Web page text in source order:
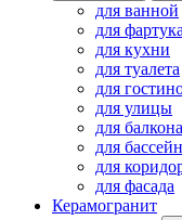
для ванной
для фартука
для кухни
для туалета
для
для улицы
для балкона
для
для
для фасада
Керамогранит